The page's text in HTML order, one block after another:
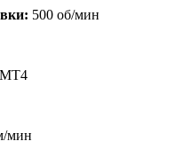
500 об/мин
MT4
мин